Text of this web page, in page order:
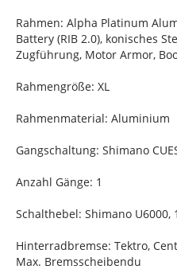
Rahmen: Alpha Platinum
Battery (RIB 2.0), konisches
Zugführung, Motor Armor,
Rahmengröße: XL
Rahmenmaterial: Aluminium
Gangschaltung: Shimano
Anzahl Gänge: 1
Schalthebel: Shimano U6000,
Hinterradbremse: Tektro,
Max. Bremsscheibendu